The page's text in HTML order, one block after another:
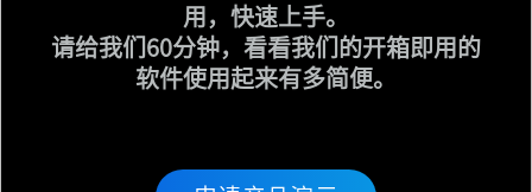
用，快速上手。
请给我们60分钟，看看我们的开箱即用的
软件使用起来有多简便。